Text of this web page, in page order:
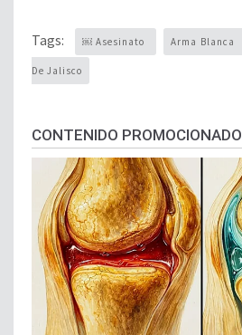
Tags: ￼ Asesinato Arma Blanca
De Jalisco
CONTENIDO PROMOCIONADO